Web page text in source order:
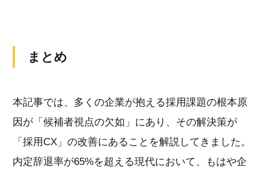
まとめ
本記事では、多くの企業が抱える採用課題の根本原
因が「候補者視点の欠如」にあり、その解決策が
「採用CX」の改善にあることを解説してきました。
内定辞退率が65%を超える現代において、もはや企